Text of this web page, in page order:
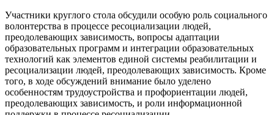
Участники круглого стола обсудили особую роль социального
волонтерства в процессе ресоциализации людей,
преодолевающих зависимость, вопросы адаптации
образовательных программ и интеграции образовательных
технологий как элементов единой системы реабилитации и
ресоциализации людей, преодолевающих зависимость. Кроме
того, в ходе обсуждений внимание было уделено
особенностям трудоустройства и профориентации людей,
преодолевающих зависимость, и роли информационной